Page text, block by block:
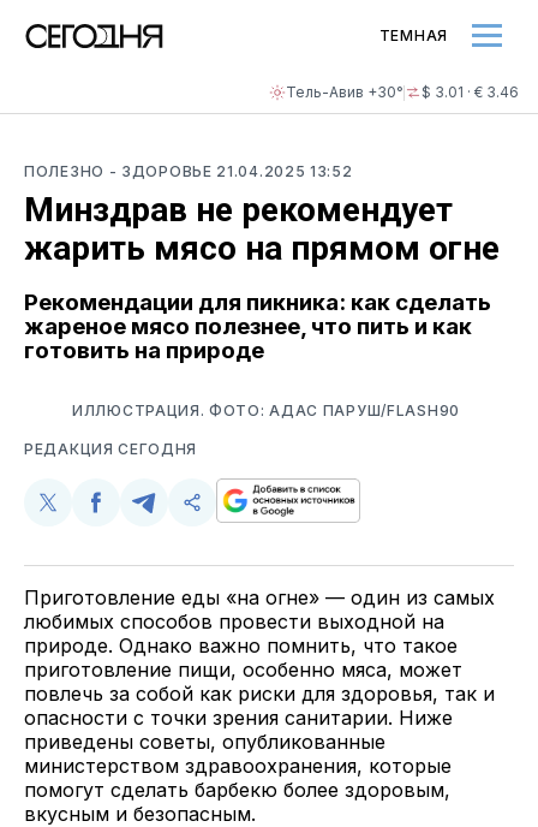
Тель-Авив +30° $ 3.01 · € 3.46
ТЕМНАЯ
ПОЛЕЗНО - ЗДОРОВЬЕ 21.04.2025 13:52
Минздрав не рекомендует
жарить мясо на прямом огне
Рекомендации для пикника: как сделать
жареное мясо полезнее, что пить и как
готовить на природе
ИЛЛЮСТРАЦИЯ. ФОТО: АДАС ПАРУШ/FLASH90
РЕДАКЦИЯ СЕГОДНЯ
Поделиться
Twitter
Поделиться
Facebook
Поделиться
Telegram
Скопируйте
поделитесь
Приготовление еды «на огне» — один из самых
любимых способов провести выходной на
природе. Однако важно помнить, что такое
приготовление пищи, особенно мяса, может
повлечь за собой как риски для здоровья, так и
опасности с точки зрения санитарии. Ниже
приведены советы, опубликованные
министерством здравоохранения, которые
помогут сделать барбекю более здоровым,
вкусным и безопасным.